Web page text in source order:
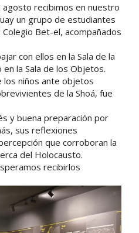
recibimos en nuestro
un grupo de estudiantes
Bet-el, acompañados
con ellos en la Sala de la
la Sala de los Objetos.
los niños ante objetos
de la Shoá, fue
y buena preparación por
sus reflexiones
que corroboran la
del Holocausto.
recibirlos